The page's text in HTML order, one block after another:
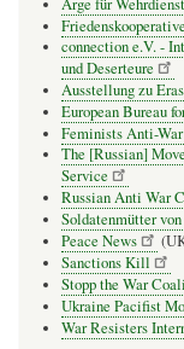
Arge für
connection e.V. -
und Deser­teure
Ausstellung zu
European Bureau
Feminists Anti-
The [Russian]
Service
Russian Anti War
Soldatenmütter
Peace News
Sanctions Kill
Stopp the War
Ukraine Pacifist
War Resisters